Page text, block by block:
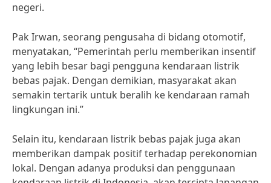
negeri.
Pak Irwan, seorang pengusaha di bidang otomotif,
menyatakan, “Pemerintah perlu memberikan insentif
yang lebih besar bagi pengguna kendaraan listrik
bebas pajak. Dengan demikian, masyarakat akan
semakin tertarik untuk beralih ke kendaraan ramah
lingkungan ini.”
Selain itu, kendaraan listrik bebas pajak juga akan
memberikan dampak positif terhadap perekonomian
lokal. Dengan adanya produksi dan penggunaan